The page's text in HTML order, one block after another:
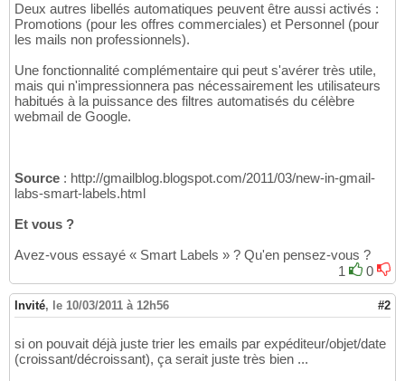
Deux autres libellés automatiques peuvent être aussi activés :
Promotions (pour les offres commerciales) et Personnel (pour
les mails non professionnels).
Une fonctionnalité complémentaire qui peut s'avérer très utile,
mais qui n'impressionnera pas nécessairement les utilisateurs
habitués à la puissance des filtres automatisés du célèbre
webmail de Google.
Source : http://gmailblog.blogspot.com/2011/03/new-in-gmail-
labs-smart-labels.html
Et vous ?
Avez-vous essayé « Smart Labels » ? Qu'en pensez-vous ?
1
0
Invité, le 10/03/2011 à 12h56 #2
si on pouvait déjà juste trier les emails par expéditeur/objet/date
(croissant/décroissant), ça serait juste très bien ...